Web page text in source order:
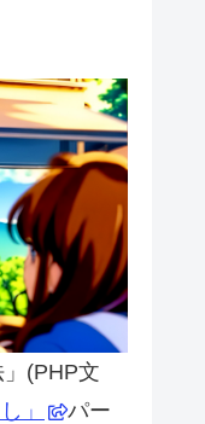
」(PHP文
」
パー